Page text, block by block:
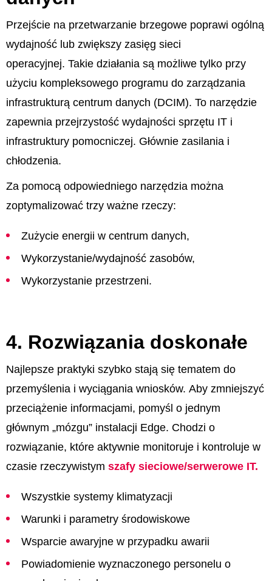
Przejście na przetwarzanie brzegowe poprawi ogólną
wydajność lub zwiększy zasięg sieci
operacyjnej. Takie działania są możliwe tylko przy
użyciu kompleksowego programu do zarządzania
infrastrukturą centrum danych (DCIM). To narzędzie
zapewnia przejrzystość wydajności sprzętu IT i
infrastruktury pomocniczej. Głównie zasilania i
chłodzenia.
Za pomocą odpowiedniego narzędzia można
zoptymalizować trzy ważne rzeczy:
Zużycie energii w centrum danych,
Wykorzystanie/wydajność zasobów,
Wykorzystanie przestrzeni.
4. Rozwiązania doskonałe
Najlepsze praktyki szybko stają się tematem do
przemyślenia i wyciągania wniosków. Aby zmniejszyć
przeciążenie informacjami, pomyśl o jednym
głównym „mózgu” instalacji Edge. Chodzi o
rozwiązanie, które aktywnie monitoruje i kontroluje w
czasie rzeczywistym szafy sieciowe/serwerowe IT.
Wszystkie systemy klimatyzacji
Warunki i parametry środowiskowe
Wsparcie awaryjne w przypadku awarii
Powiadomienie wyznaczonego personelu o